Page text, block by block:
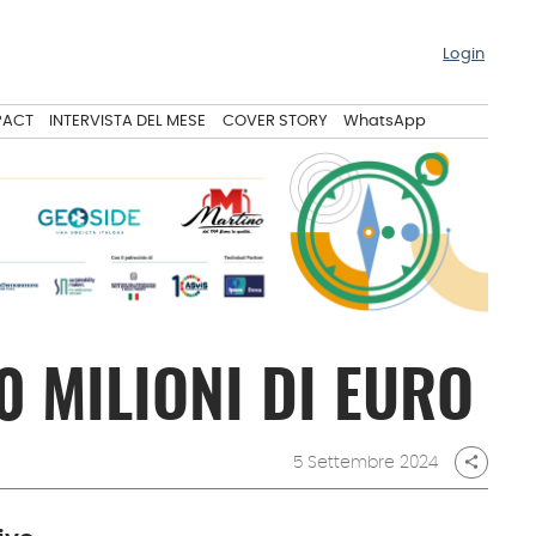
Login
INTERVISTA DEL MESE COVER STORY WhatsApp
MILIONI DI EURO
5 Settembre 2024 share